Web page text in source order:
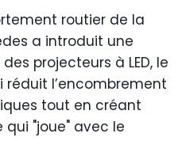
routier de la
a introduit une
projecteurs à LED, le
réduit l’encombrement
tout en créant
"joue" avec le